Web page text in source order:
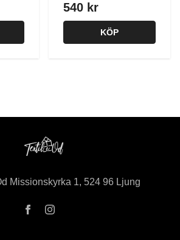
540 kr
KÖP
Missionskyrka 1, 524 96 Ljung